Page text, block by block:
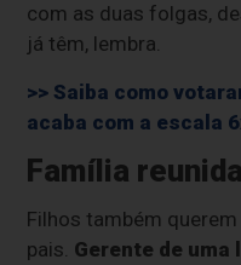
com as duas folgas,
já têm, lembra.
>> Saiba como
acaba com a escala
Família reunida
Filhos também
pais. Gerente de uma